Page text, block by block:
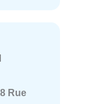
8 Rue